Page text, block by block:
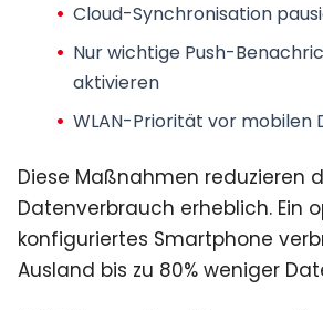
Cloud-Synchronisation
Nur wichtige Push-
aktivieren
WLAN-Priorität vor mobilen
Diese Maßnahmen reduzieren
Datenverbrauch erheblich. Ein
konfiguriertes Smartphone
Ausland bis zu 80% weniger